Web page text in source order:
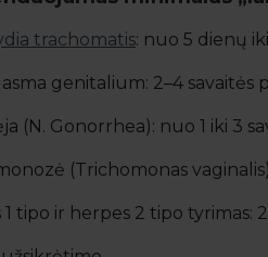
trachomatis: nuo 5 dienų
genitalium: 2–4 savaitės
(N. Gonorrhea): nuo 1 iki 3
(Trichomonas
1 tipo ir herpes 2 tipo tyrimas: